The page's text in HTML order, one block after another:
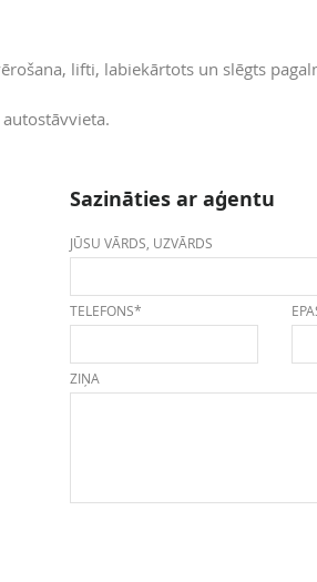
lifti, labiekārtots un slēgts
Sazināties ar aģentu
JŪSU VĀRDS, UZVĀRDS
TELEFONS*
ZIŅA